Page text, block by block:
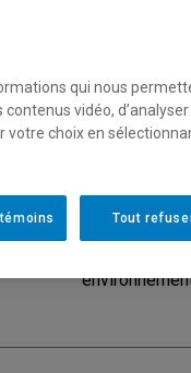
des
Horaire -
:
qui nous
vidéo, d’analyser
votre choix en
Tout